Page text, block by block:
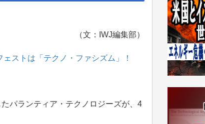
（文：IWJ編集部）
ストは「テクノ・ファシズム」！
パランティア・テクノロジーズが、4